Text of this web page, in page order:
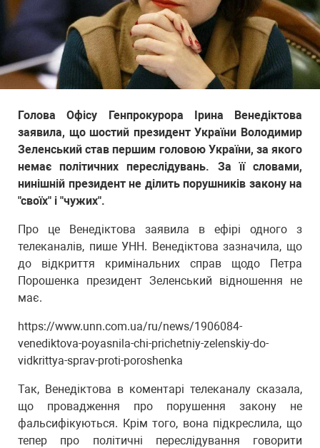
Голова Офісу Генпрокурора Ірина Венедіктова
заявила, що шостий президент України Володимир
Зеленський став першим головою України, за якого
немає політичних переслідувань. За її словами,
нинішній президент не ділить порушників закону на
"своїх" і "чужих".
Про це Венедіктова заявила в ефірі одного з
телеканалів, пише УНН. Венедіктова зазначила, що
до відкриття кримінальних справ щодо Петра
Порошенка президент Зеленський відношення не
має.
https://www.unn.com.ua/ru/news/1906084-
venediktova-poyasnila-chi-prichetniy-zelenskiy-do-
vidkrittya-sprav-proti-poroshenka
Так, Венедіктова в коментарі телеканалу сказала,
що провадження про порушення закону не
фальсифікуються. Крім того, вона підкреслила, що
тепер про політичні переслідування говорити